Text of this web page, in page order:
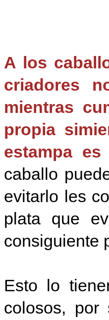
A los caball
criadores
mientras
propia
estampa es
caballo
evitarlo les
plata que
consiguiente
Esto lo
colosos,